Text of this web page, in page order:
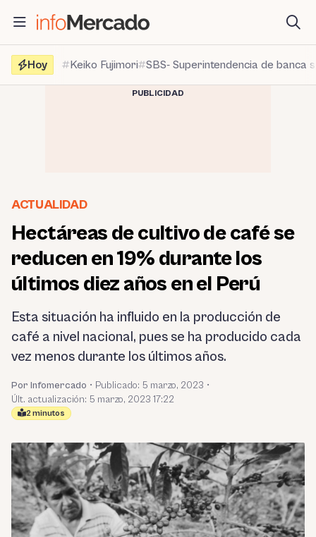
contenido
Hoy
Keiko Fujimori SBS- Superintendencia de banca
PUBLICIDAD
ACTUALIDAD
Hectáreas de cultivo de café se
reducen en 19% durante los
últimos diez años en el Perú
Esta situación ha influido en la producción de
café a nivel nacional, pues se ha producido cada
vez menos durante los últimos años.
Por Infomercado • Publicado: 5 marzo, 2023 •
Últ. actualización: 5 marzo, 2023 17:22
2 minutos